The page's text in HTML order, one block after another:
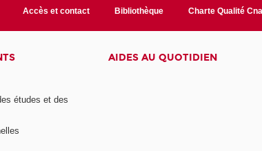
Accès et contact Bibliothèque Charte Qualité
études et des
AIDES AU QUOTIDIEN